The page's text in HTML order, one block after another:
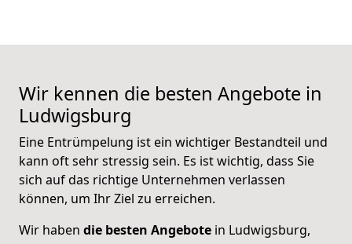
Wir kennen die besten Angebote in
Ludwigsburg
Eine Entrümpelung ist ein wichtiger Bestandteil und
kann oft sehr stressig sein. Es ist wichtig, dass Sie
sich auf das richtige Unternehmen verlassen
können, um Ihr Ziel zu erreichen.
Wir haben die besten Angebote in Ludwigsburg,